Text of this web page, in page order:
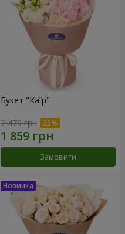
Букет "Каїр"
2 479 грн
Замовити